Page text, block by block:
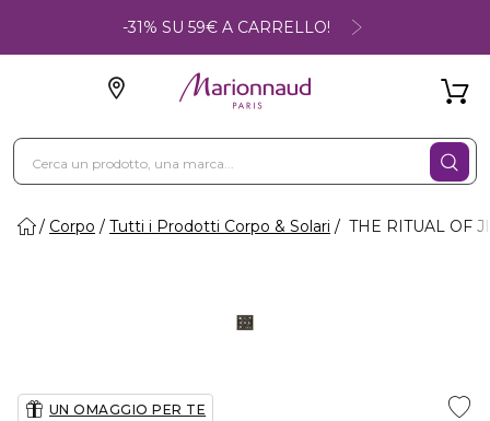
-31% SU 59€ A CARRELLO!
Corpo Tutti i Prodotti Corpo & Solari THE RITUAL OF
UN OMAGGIO PER TE